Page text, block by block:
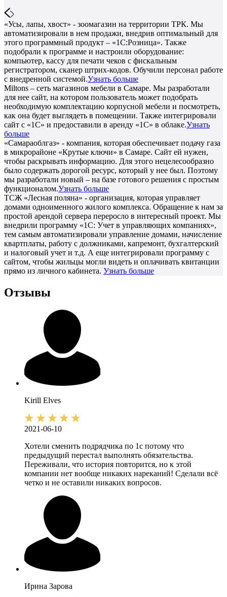
«Усы, лапы, хвост» - зоомагазин на территории ТРК. Мы
автоматизировали в нем продажи, внедрив оптимальный для
этого программный продукт – «1С:Розница». Также
подобрали к программе и настроили оборудование:
компьютер, кассу для печати чеков с фискальным
регистратором, сканер штрих-кодов. Обучили персонал работе
с внедренной системой.Узнать больше
Miltons – сеть магазинов мебели в Самаре. Мы разработали
для нее сайт, на котором пользователь может подобрать
необходимую комплектацию корпусной мебели и посмотреть,
как она будет выглядеть в помещении. Также интегрировали
сайт с «1С» и предоставили в аренду «1С» в облаке.Узнать
больше
«Самараоблгаз» - компания, которая обеспечивает подачу газа
в микрорайоне «Крутые ключи» в Самаре. Сайт ей нужен,
чтобы раскрывать информацию. Для этого нецелесообразно
было содержать дорогой ресурс, который у нее был. Поэтому
мы разработали новый – на базе готового решения с простым
функционалом.Узнать больше
ТСЖ «Лесная поляна» - организация, которая управляет
домами одноименного жилого комплекса. Обращение к нам за
простой арендой сервера переросло в интересный проект. Мы
внедрили программу «1С: Учет в управляющих компаниях»,
тем самым автоматизировали управление домами, начисление
квартплаты, работу с должниками, капремонт, бухгалтерский
и налоговый учет и т.д. А еще интегрировали программу с
сайтом, чтобы жильцы могли видеть и оплачивать квитанции
прямо из личного кабинета. Узнать больше
Отзывы
Kirill Elves
2021-06-10
Хотели сменить подрядчика по 1с потому что
предыдущий перестал выполнять обязательства.
Переживали, что история повторится, но к этой
компании нет вообще никаких нареканий! Сделали всё
четко и не оставили никаких вопросов.
Ирина Зарова